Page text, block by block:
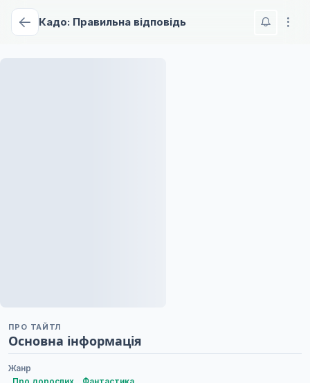
Кадо: Правильна відповідь
ПРО ТАЙТЛ
Основна інформація
Жанр
Про дорослих
Фантастика